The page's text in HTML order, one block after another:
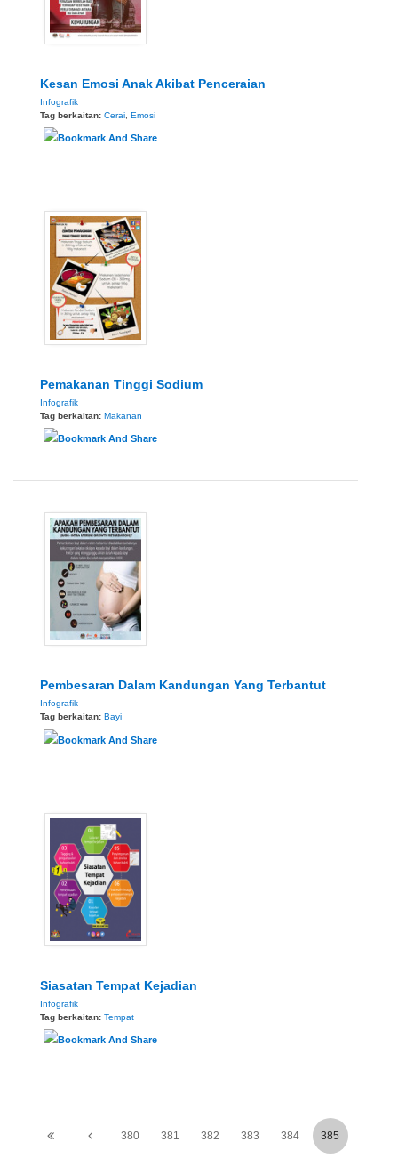
Kesan Emosi Anak Akibat Penceraian
Infografik
Tag berkaitan: Cerai Emosi
Pemakanan Tinggi Sodium
Infografik
Tag berkaitan: Makanan
Pembesaran Dalam Kandungan Yang Terbantut
Infografik
Tag berkaitan: Bayi
Siasatan Tempat Kejadian
Infografik
Tag berkaitan: Tempat
380 381 382 383 384 385